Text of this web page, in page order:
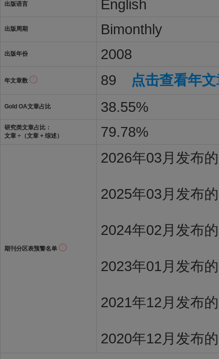
出版语言 English
出版周期 Bimonthly
出版年份 2008
年文章数 89 点击查看年
Gold OA文章占比 38.55%
研究类文章占比：
文章 ÷（文章 + 综述）
79.78%
期刊分区表预警名单
2026年03月发布
2025年03月发布
2024年02月发布
2023年01月发布
2021年12月发布
2020年12月发布